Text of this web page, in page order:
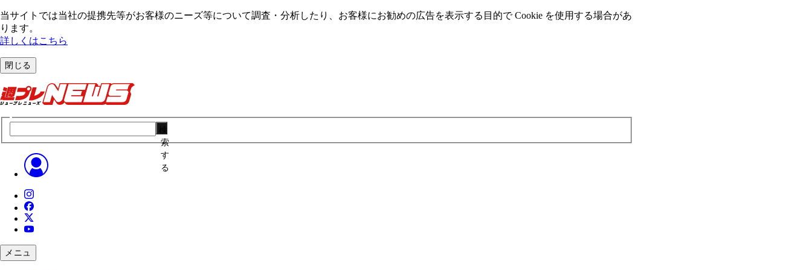
当サイトでは当社の提携先等がお客様のニーズ等について調査・分析したり、お客様にお勧めの広告を表⽰する⽬的で Cookie を使⽤する場合があ
ります。
詳しくはこちら
閉じる
索
す
る
メニュ